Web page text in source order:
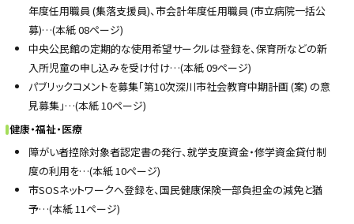
年度任用職員 (集落支援員)、市会計年度任用職員 (市立病院一括公
募)…(本紙 08ページ)
中央公民館の定期的な使用希望サークルは登録を、保育所などの新
入所児童の申し込みを受け付け…(本紙 09ページ)
パブリックコメントを募集「第10次深川市社会教育中期計画 (案) の意
見募集」…(本紙 10ページ)
健康・福祉・医療
障がい者控除対象者認定書の発行、就学支度資金・修学資金貸付制
度の利用を…(本紙 10ページ)
市SOSネットワークへ登録を、国民健康保険一部負担金の減免と猶
予…(本紙 11ページ)